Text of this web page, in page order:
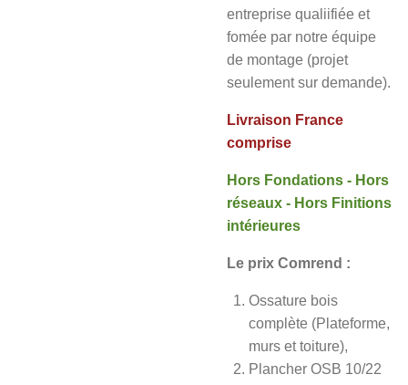
entreprise qualiifiée et
fomée par notre équipe
de montage (projet
seulement sur demande).
Livraison France
comprise
Hors Fondations - Hors
réseaux - Hors Finitions
intérieures
Le prix Comrend :
Ossature bois
complète (Plateforme,
murs et toiture),
Plancher OSB 10/22